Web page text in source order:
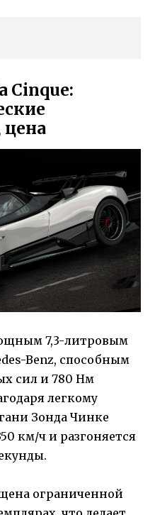
Cinque:
цена
7,3-литровым
Benz, способным
сил и 780 Нм
легкому
Зонда Чинке
км/ч и разгоняется
ограниченной